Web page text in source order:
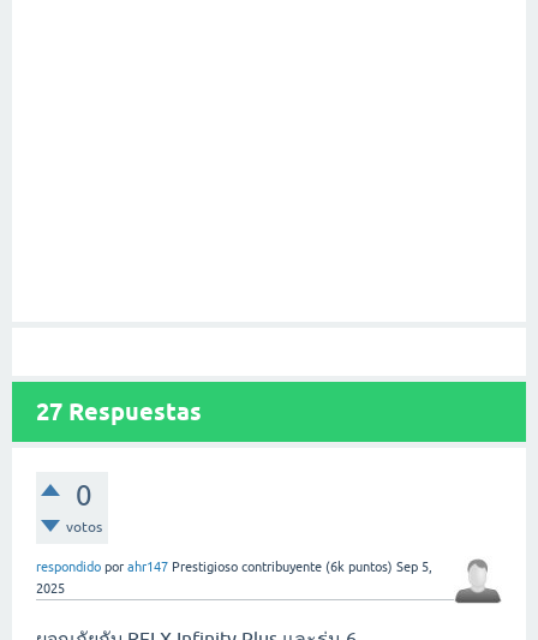
27 Respuestas
0
votos
respondido por ahr147 Prestigioso contribuyente (6k puntos) Sep 5,
2025